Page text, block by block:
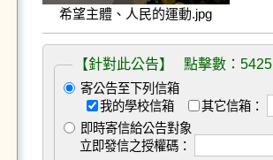
希望主體、人民的運動.jpg
【針對此公告】 點擊數：5425
寄公告至下列信箱
我的學校信箱
其它信箱：
即時寄信給公告對象
立即發信之授權碼：